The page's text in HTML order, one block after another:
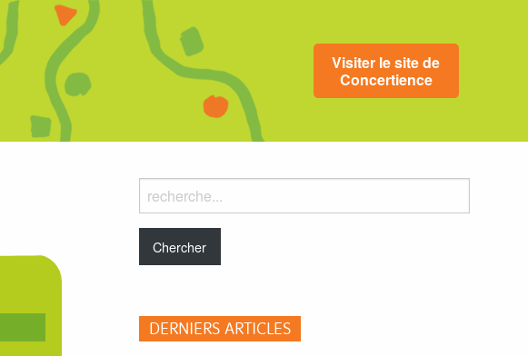
Visiter le site de
Concertience
Rechercher
dans
le
blog:
DERNIERS ARTICLES